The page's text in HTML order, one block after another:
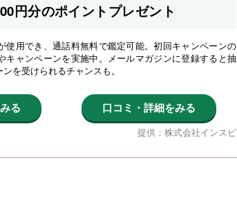
円分のポイントプレゼント
使用でき、通話料無料で鑑定可能。初回キャンペーンの
キャンペーンを実施中。メールマガジンに登録すると抽
を受けられるチャンスも。
る 口コミ・詳細をみる
提供：株式会社インスピ